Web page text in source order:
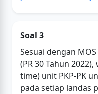
Soal 3
Sesuai dengan
(PR 30 Tahun
time) unit PKP-PK
pada setiap landas